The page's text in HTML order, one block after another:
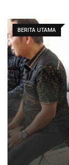
BERITA UTAMA